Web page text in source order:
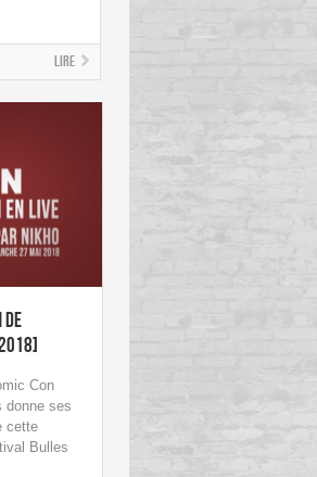
Lire
Con
donne ses
cette
Bulles